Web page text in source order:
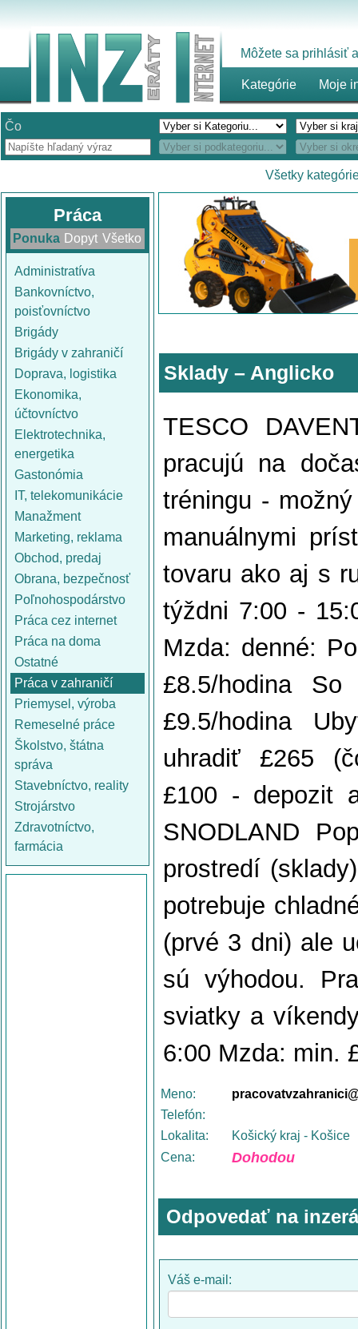
Môžete sa prihlásiť
Kategórie Moje
Čo
Všetky
Práca
Ponuka Dopyt Všetko
Administratíva
Bankovníctvo,
poisťovníctvo
Brigády
Brigády v zahraničí
Doprava, logistika
Ekonomika,
účtovníctvo
Elektrotechnika,
energetika
Gastonómia
IT, telekomunikácie
Manažment
Marketing, reklama
Obchod, predaj
Obrana, bezpečnosť
Poľnohospodárstvo
Práca cez internet
Práca na doma
Ostatné
Práca v zahraničí
Priemysel, výroba
Remeselné práce
Školstvo, štátna
správa
Stavebníctvo, reality
Strojárstvo
Zdravotníctvo,
farmácia
Sklady – Anglicko
TESCO
pracujú na
tréningu -
manuálnymi
tovaru ako aj s
týždni 7:00 -
Mzda: denné:
£8.5/hodina
£9.5/hodina
uhradiť £265
£100 - depozit
SNODLAND
prostredí
potrebuje
(prvé 3 dni) ale
sú výhodou.
sviatky a
6:00 Mzda: min.
Meno:
Telefón:
Lokalita:
Košický kraj - Košice
Cena:
Dohodou
Odpovedať na
Váš e-mail: